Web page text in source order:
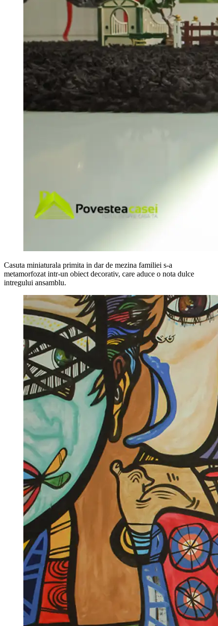
Casuta miniaturala primita in dar de mezina familiei s-a
metamorfozat intr-un obiect decorativ, care aduce o nota dulce
intregului ansamblu.